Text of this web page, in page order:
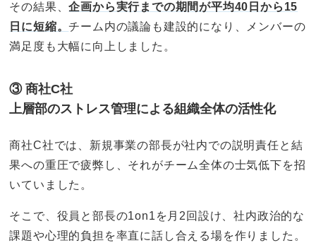
その結果、企画から実行までの期間が平均40日から15
日に短縮。チーム内の議論も建設的になり、メンバーの
満足度も大幅に向上しました。
③ 商社C社
上層部のストレス管理による組織全体の活性化
商社C社では、新規事業の部長が社内での説明責任と結
果への重圧で疲弊し、それがチーム全体の士気低下を招
いていました。
そこで、役員と部長の1on1を月2回設け、社内政治的な
課題や心理的負担を率直に話し合える場を作りました。